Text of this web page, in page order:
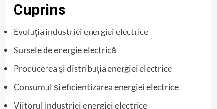
Cuprins
Evoluția industriei energiei electrice
Sursele de energie electrică
Producerea și distribuția energiei electrice
Consumul și eficientizarea energiei electrice
Viitorul industriei energiei electrice